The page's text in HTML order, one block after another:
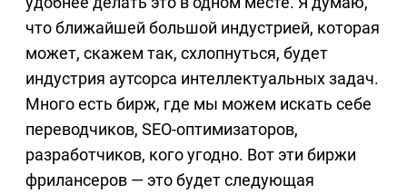
что ближайшей большой индустрией, которая
может, скажем так, схлопнуться, будет
индустрия аутсорса интеллектуальных задач.
Много есть бирж, где мы можем искать себе
переводчиков, SEO-оптимизаторов,
разработчиков, кого угодно. Вот эти биржи
фрилансеров — это будет следующая